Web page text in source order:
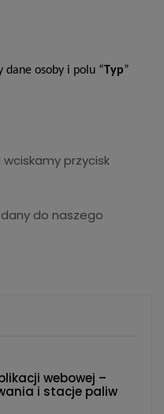
dane osoby i polu “Typ”
wciskamy przycisk
do naszego
webowej –
i stacje paliw